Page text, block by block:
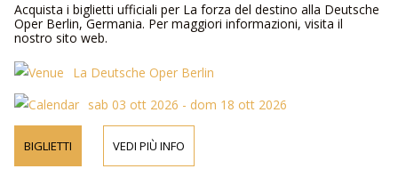
Acquista i biglietti ufficiali per La forza del destino alla Deutsche
Oper Berlin, Germania. Per maggiori informazioni, visita il
nostro sito web.
La Deutsche Oper Berlin
sab 03 ott 2026 - dom 18 ott 2026
BIGLIETTI VEDI PIÙ INFO